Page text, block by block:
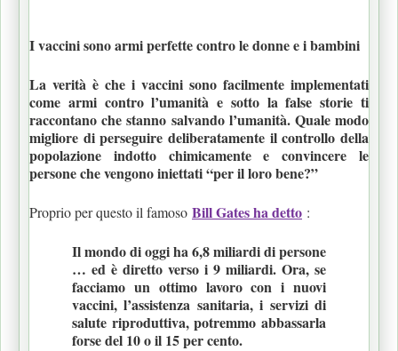
I vaccini sono armi perfette contro le donne e i bambini
La verità è che i vaccini sono facilmente implementati
come armi contro l’umanità e sotto la false storie ti
raccontano che stanno salvando l’umanità. Quale modo
migliore di perseguire deliberatamente il controllo della
popolazione indotto chimicamente e convincere le
persone che vengono iniettati “per il loro bene?”
Proprio per questo il famoso Bill Gates ha detto :
Il mondo di oggi ha 6,8 miliardi di persone
… ed è diretto verso i 9 miliardi. Ora, se
facciamo un ottimo lavoro con i nuovi
vaccini, l’assistenza sanitaria, i servizi di
salute riproduttiva, potremmo abbassarla
forse del 10 o il 15 per cento.